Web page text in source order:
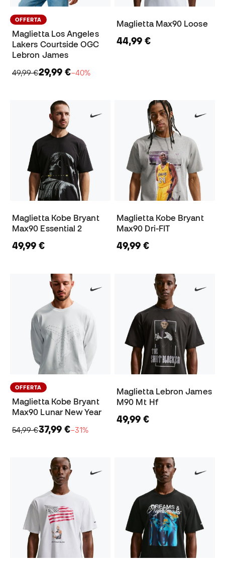
OFFERTA
Maglietta Los Angeles
Lakers Courtside OGC
Lebron James
49,99 €29,99 €−40%
Maglietta Max90 Loose
44,99 €
Maglietta Kobe Bryant
Max90 Essential 2
49,99 €
Maglietta Kobe Bryant
Max90 Dri-FIT
49,99 €
OFFERTA
Maglietta Kobe Bryant
Max90 Lunar New Year
54,99 €37,99 €−31%
Maglietta Lebron James
M90 Mt Hf
49,99 €